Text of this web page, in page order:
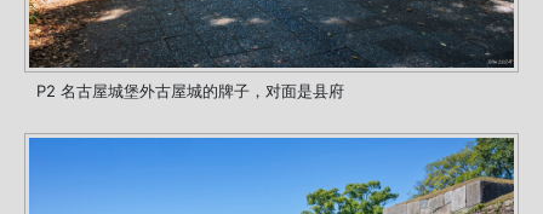
P2 名古屋城堡外古屋城的牌子，对面是县府